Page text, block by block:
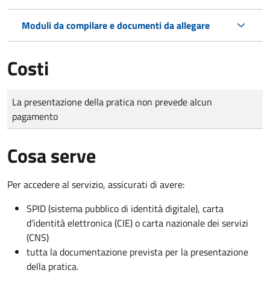
Moduli da compilare e documenti da allegare
Costi
Tipo di pagamento
Importo
La presentazione della pratica non prevede alcun
pagamento
Cosa serve
Per accedere al servizio, assicurati di avere:
SPID (sistema pubblico di identità digitale), carta
d’identità elettronica (CIE) o carta nazionale dei servizi
(CNS)
tutta la documentazione prevista per la presentazione
della pratica.